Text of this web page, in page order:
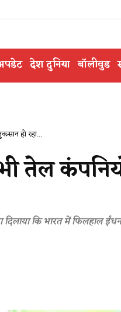
देश दुनिया बॉलीवुड
हो रहा...
तेल
दिलाया कि भारत में फिलहाल